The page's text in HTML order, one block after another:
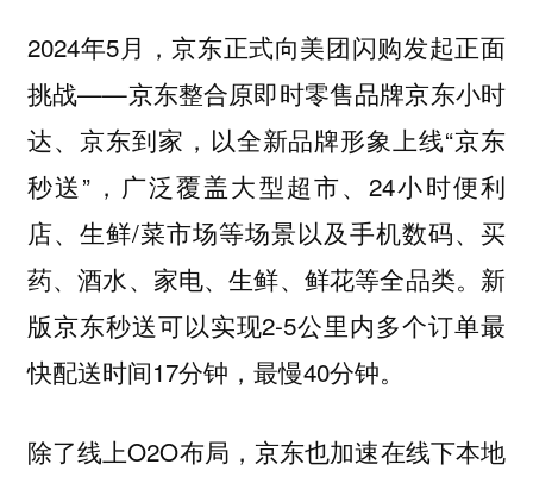
2024年5月，京东正式向美团闪购发起正面
挑战——京东整合原即时零售品牌京东小时
达、京东到家，以全新品牌形象上线“京东
秒送”，广泛覆盖大型超市、24小时便利
店、生鲜/菜市场等场景以及手机数码、买
药、酒水、家电、生鲜、鲜花等全品类。新
版京东秒送可以实现2-5公里内多个订单最
快配送时间17分钟，最慢40分钟。
除了线上O2O布局，京东也加速在线下本地